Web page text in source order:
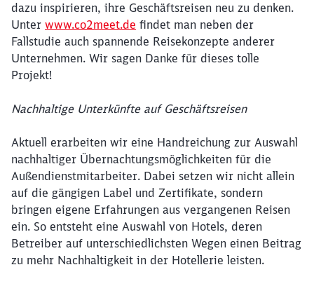
dazu inspirieren, ihre Geschäftsreisen neu zu denken.
Unter www.co2meet.de findet man neben der
Fallstudie auch spannende Reisekonzepte anderer
Unternehmen. Wir sagen Danke für dieses tolle
Projekt!
Nachhaltige Unterkünfte auf Geschäftsreisen
Aktuell erarbeiten wir eine Handreichung zur Auswahl
nachhaltiger Übernachtungsmöglichkeiten für die
Außendienstmitarbeiter. Dabei setzen wir nicht allein
auf die gängigen Label und Zertifikate, sondern
bringen eigene Erfahrungen aus vergangenen Reisen
ein. So entsteht eine Auswahl von Hotels, deren
Betreiber auf unterschiedlichsten Wegen einen Beitrag
zu mehr Nachhaltigkeit in der Hotellerie leisten.